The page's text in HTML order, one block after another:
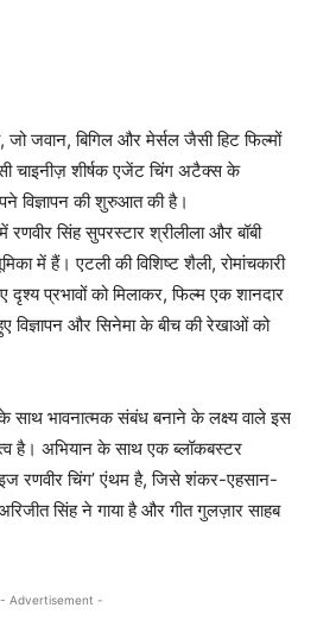
जो जवान, बिगिल और मेर्सल जैसी हिट फिल्मों
चाइनीज़ शीर्षक एजेंट चिंग अटैक्स के
विज्ञापन की शुरुआत की है।
रणवीर सिंह सुपरस्टार श्रीलीला और बॉबी
में हैं। एटली की विशिष्ट शैली, रोमांचकारी
प्रभावों को मिलाकर, फिल्म एक शानदार
विज्ञापन और सिनेमा के बीच की रेखाओं को
साथ भावनात्मक संबंध बनाने के लक्ष्य वाले इस
है। अभियान के साथ एक ब्लॉकबस्टर
रणवीर चिंग’ एंथम है, जिसे शंकर-एहसान-
सिंह ने गाया है और गीत गुलज़ार साहब
- Advertisement -